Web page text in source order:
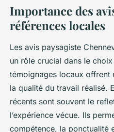
Importance des
références locales
Les avis paysagiste
un rôle crucial dans le choix
témoignages locaux offrent
la qualité du travail réalisé.
récents sont souvent le
l’expérience vécue. Ils
compétence, la ponctualité